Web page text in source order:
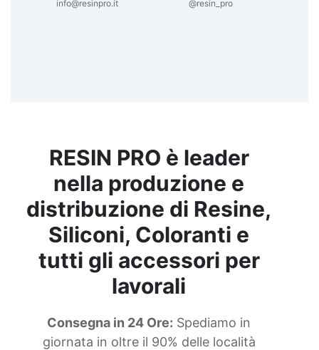
info@resinpro.it @resin_pro
RESIN PRO è leader
nella produzione e
distribuzione di Resine,
Siliconi, Coloranti e
tutti gli accessori per
lavorali
Consegna in 24 Ore: Spediamo in
giornata in oltre il 90% delle località